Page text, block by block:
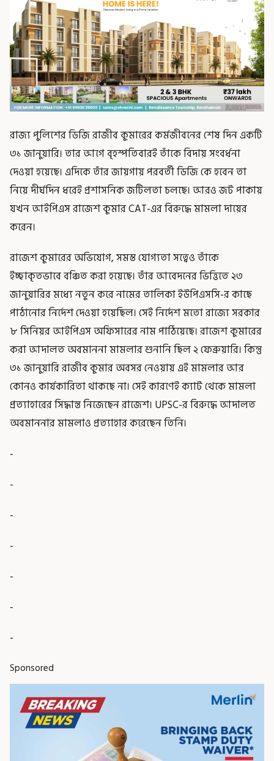
রাজ্য পুলিশের ডিজি রাজীব কুমারের কর্মজীবনের শেষ দিন একটি
৩১ জানুয়ারি। তার আগে বৃহস্পতিবারই তাঁকে বিদায় সংবর্ধনা
দেওয়া হয়েছে। এদিকে তাঁর জায়গায় পরবর্তী ডিজি কে হবেন তা
নিয়ে দীর্ঘদিন ধরেই প্রশাসনিক জটিলতা চলছে। আরও জট পাকায়
যখন আইপিএস রাজেশ কুমার CAT-এর বিরুদ্ধে মামলা দায়ের
করেন।
রাজেশ কুমারের অভিযোগ, সমস্ত যোগ্যতা সত্বেও তাঁকে
ইচ্ছাকৃতভাবে বঞ্চিত করা হয়েছে। তাঁর আবেদনের ভিত্তিতে ২৩
জানুয়ারির মধ্যে নতুন করে নামের তালিকা ইউপিএসসি-র কাছে
পাঠানোর নির্দেশ দেওয়া হয়েছিল। সেই নির্দেশ মতো রাজ্যে সরকার
৮ সিনিয়র আইপিএস অফিসারের নাম পাঠিয়েছে। রাজেশ কুমারের
করা আদালত অবমাননা মামলার শুনানি ছিল ২ ফেব্রুয়ারি। কিন্তু
৩১ জানুয়ারি রাজীব কুমার অবসর নেওয়ায় এই মামলার আর
কোনও কার্যকারিতা থাকছে না। সেই কারণেই ক্যাট থেকে মামলা
প্রত্যাহারের সিদ্ধান্ত নিজেছেন রাজেশ। UPSC-র বিরুদ্ধে আদালত
অবমাননার মামলাও প্রত্যাহার করেছেন তিনি।
-
-
-
-
-
-
-
Sponsored